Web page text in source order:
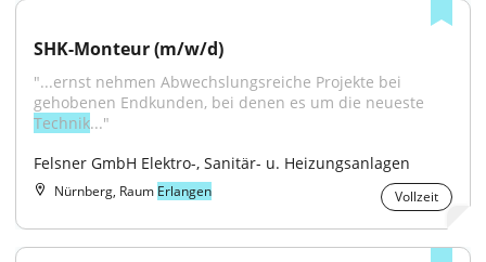
SHK-Monteur (m/w/d)
"...ernst nehmen Abwechslungsreiche Projekte bei
Technik..."
Felsner GmbH Elektro-, Sanitär- u. Heizungsanlagen
Nürnberg, Raum Erlangen Vollzeit